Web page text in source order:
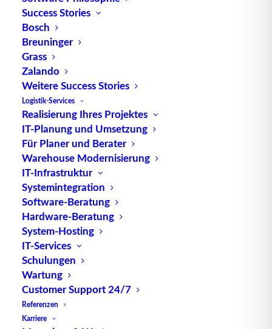
Success Stories
Bosch
Breuninger
Grass
Zalando
Weitere Success Stories
Logistik-Services
Realisierung Ihres Projektes
IT-Planung und Umsetzung
Für Planer und Berater
Warehouse Modernisierung
IT-Infrastruktur
Systemintegration
Software-Beratung
Hardware-Beratung
System-Hosting
IT-Services
Schulungen
Wartung
Customer Support 24/7
Referenzen
Karriere
TUP GmbH & Co. KG
Die kombinierbare Lagerverwaltungs-Software von
TUP, liefert dank ihrer Flexibilität immer die
effektivste Lösung und ist zudem in hohem Maße
wiederverwendbar.
Kontakt
TUP GmbH & Co. KG
Fraunhoferstraße 1
D 76297 Stutensee